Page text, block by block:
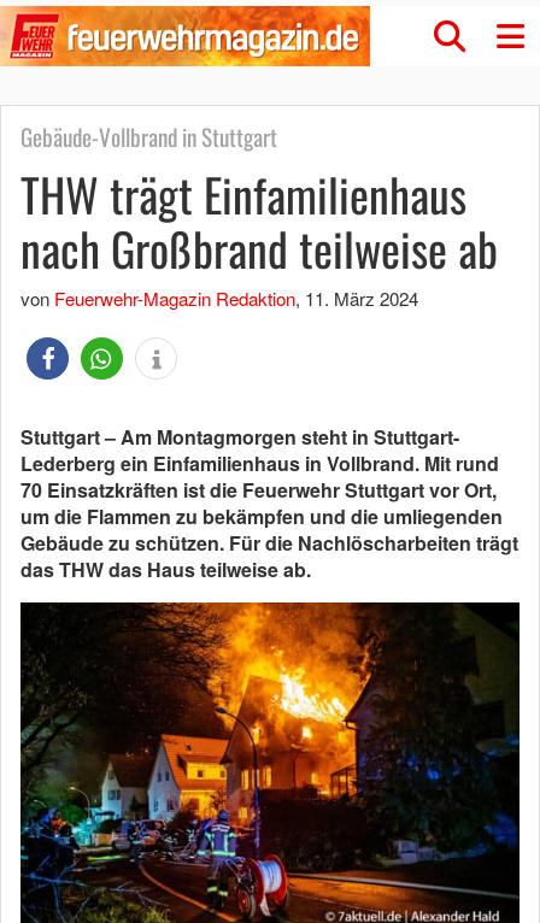
Gebäude-Vollbrand in Stuttgart
THW trägt Einfamilienhaus
nach Großbrand teilweise ab
von Feuerwehr-Magazin Redaktion, 11. März 2024
Stuttgart – Am Montagmorgen steht in Stuttgart-
Lederberg ein Einfamilienhaus in Vollbrand. Mit rund
70 Einsatzkräften ist die Feuerwehr Stuttgart vor Ort,
um die Flammen zu bekämpfen und die umliegenden
Gebäude zu schützen. Für die Nachlöscharbeiten trägt
das THW das Haus teilweise ab.